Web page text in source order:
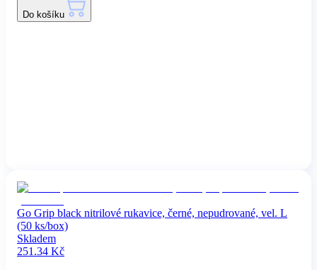
Do košíku
Go Grip black nitrilové rukavice, černé, nepudrované, vel. L
(50 ks/box)
Skladem
251.34 Kč